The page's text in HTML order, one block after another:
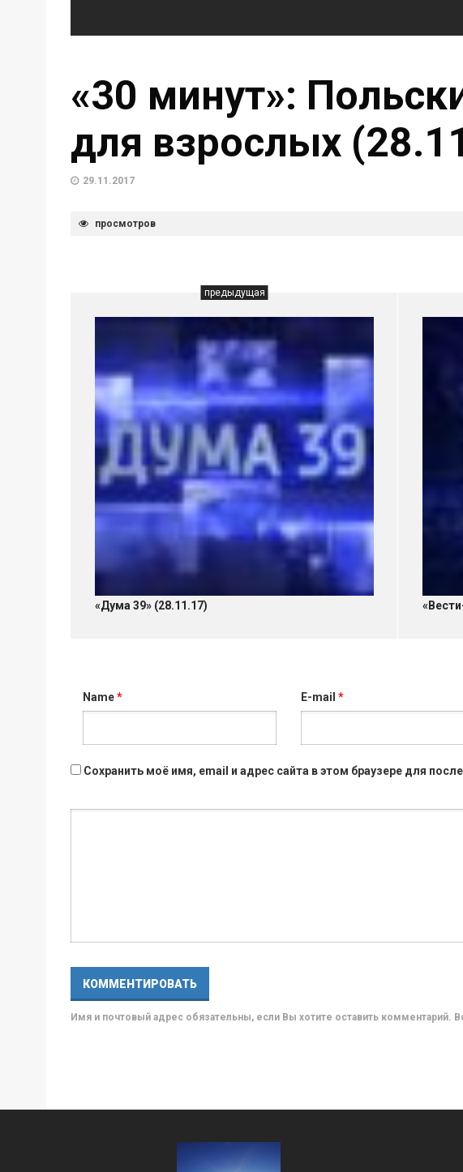
«30 минут»:
для взрослых
29.11.2017
просмотров
предыдущая
«Дума 39» (28.11.17)
Name* E-mail*
Сохранить моё имя, email и адрес сайта в этом браузере для
Имя и почтовый адрес обязательны, если Вы хотите оставить